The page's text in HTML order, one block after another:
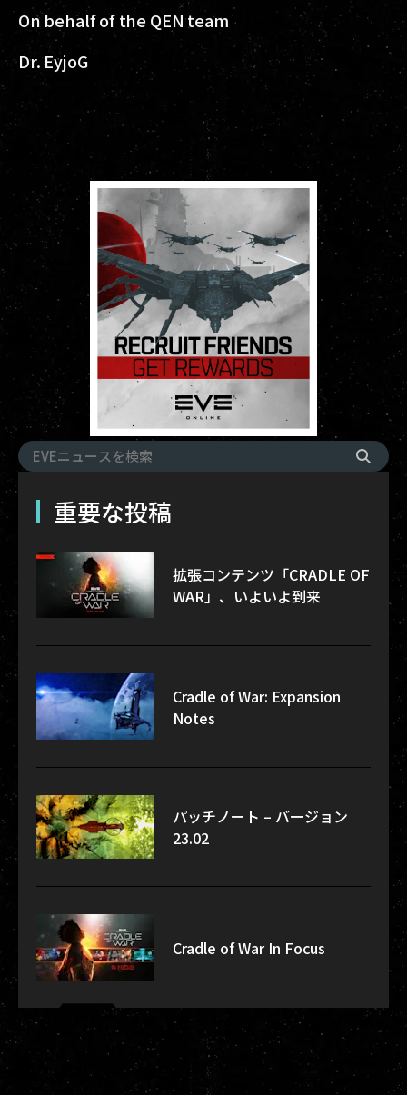
On behalf of the QEN team
Dr. EyjoG
重要な投稿
拡張コンテンツ「CRADLE OF
WAR」、いよいよ到来
Cradle of War: Expansion
Notes
パッチノート – バージョン
23.02
Cradle of War In Focus